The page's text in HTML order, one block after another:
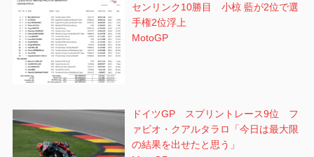
センリンク10勝目 小椋 藍が2位で選
手権2位浮上
MotoGP
ドイツGP スプリントレース9位 フ
ァビオ・クアルタラロ「今日は最大限
の結果を出せたと思う」